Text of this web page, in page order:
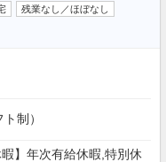
残業なし／ほぼなし
制）
】年次有給休暇,特別休